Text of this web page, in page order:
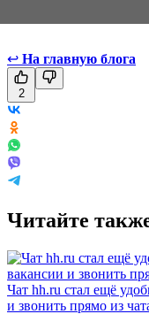
↩ На главную блога
2
Читайте
Чат hh.ru стал ещё
и звонить прямо из